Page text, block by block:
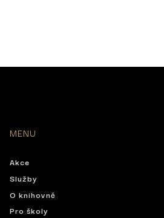
MENU
Akce
Služby
O knihovně
Pro školy